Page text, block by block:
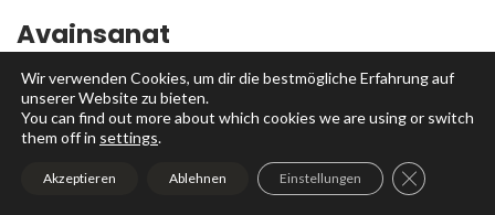
Avainsanat
alkeetkasvattaja best friend collieyhdistys
hurjasudetkoiranäyttelycolliekasvattaja collieblogirally-
toko
joulutervehdys
shampoorallytoko hurtta luonnekansallispuisto
Wir verwenden Cookies, um dir die bestmögliche Erfahrung auf
unserer Website zu bieten.
You can find out more about which cookies we are using or switch
them off in settings.
Akzeptieren Ablehnen Einstellungen GDPR